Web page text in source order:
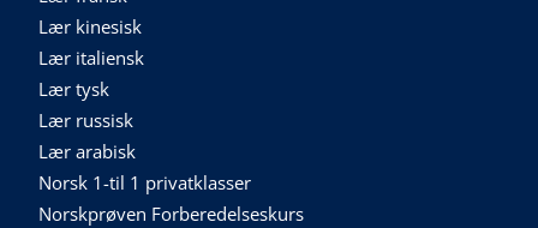
Lær kinesisk
Lær italiensk
Lær tysk
Lær russisk
Lær arabisk
Norsk 1-til 1 privatklasser
Norskprøven Forberedelseskurs